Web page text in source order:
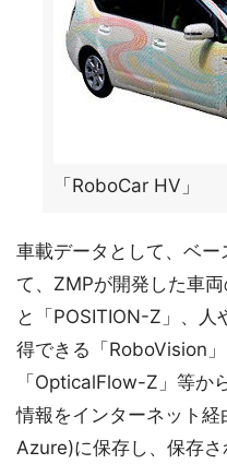
「RoboCar HV」
車載データとして、ベー
て、ZMPが開発した車
と「POSITION-Z」、人
得できる「RoboVision
「OpticalFlow-Z」等か
情報をインターネット
Azure)に保存し、保存